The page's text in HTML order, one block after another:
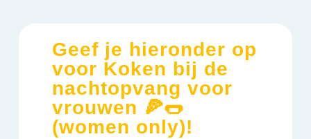
Geef je hieronder op
voor Koken bij de
nachtopvang voor
vrouwen 🍕🌭
(women only)!